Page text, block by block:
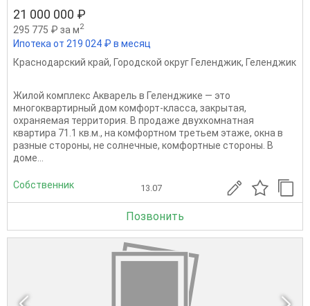
21 000 000 ₽
295 775 ₽ за м2
Ипотека от 219 024 ₽ в месяц
Краснодарский край, Городской округ Геленджик, Геленджик
Жилой комплекс Акварель в Геленджике — это
многоквартирный дом комфорт-класса, закрытая,
охраняемая территория. В продаже двухкомнатная
квартира 71.1 кв.м., на комфортном третьем этаже, окна в
разные стороны, не солнечные, комфортные стороны. В
доме...
Собственник 13.07
Позвонить